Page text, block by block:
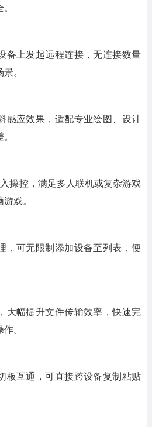
备上发起远程连接，无连接数量
。
感应效果，适配专业绘图、设计
操控，满足多人联机或复杂游戏
戏。
，可无限制添加设备至列表，便
大幅提升文件传输效率，快速完
。
板互通，可直接跨设备复制粘贴